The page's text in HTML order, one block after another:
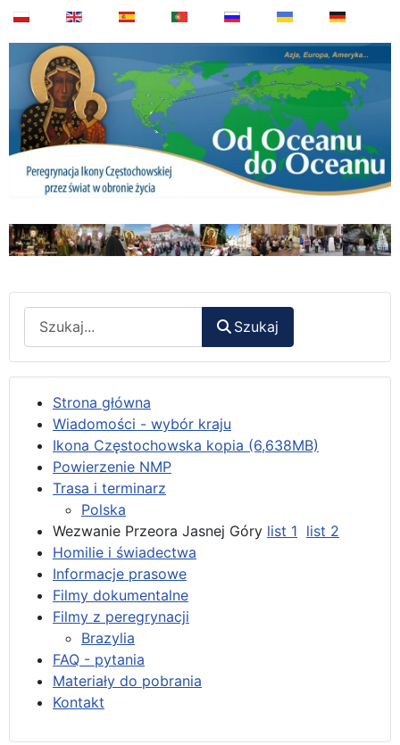
Szukaj
Strona główna
Wiadomości - wybór kraju
Ikona Częstochowska kopia (6,638MB)
Powierzenie NMP
Trasa i terminarz
Polska
Wezwanie Przeora Jasnej Góry list 1 list 2
Homilie i świadectwa
Informacje prasowe
Filmy dokumentalne
Filmy z peregrynacji
Brazylia
FAQ - pytania
Materiały do pobrania
Kontakt